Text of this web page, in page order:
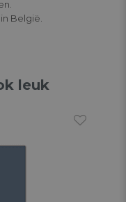
België.
leuk